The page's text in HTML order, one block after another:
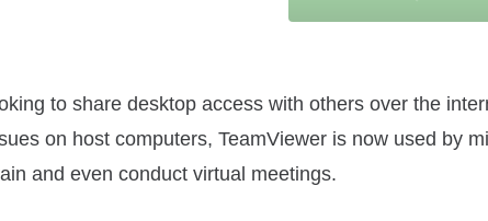
to share desktop access with others over the
on host computers, TeamViewer is now used by
and even conduct virtual meetings.